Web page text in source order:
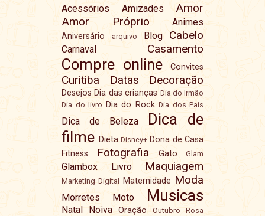
Acessórios Amizades
Amor
Amor Próprio
Animes
Aniversário arquivo Blog Cabelo
Carnaval Casamento
Compre online Convites
Curitiba Datas Decoração
Desejos Dia das crianças Dia do Irmão
Dia do livro Dia do Rock Dia dos Pais
Dica de Beleza
Dica de
filme Dieta Disney+ Dona de Casa
Fitness
Fotografia Gato Glam
Glambox Livro Maquiagem
Marketing Digital Maternidade Moda
Morretes Moto Musicas
Natal Noiva Oração Outubro Rosa